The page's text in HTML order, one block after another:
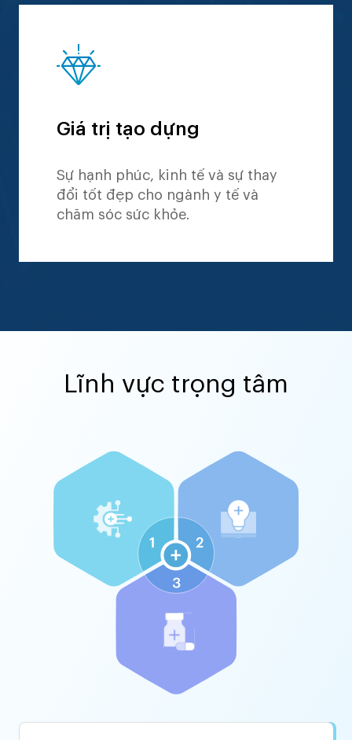
Giá trị tạo dựng
Sự hạnh phúc, kinh tế và sự thay
đổi tốt đẹp cho ngành y tế và
chăm sóc sức khỏe.
Lĩnh vực trọng tâm